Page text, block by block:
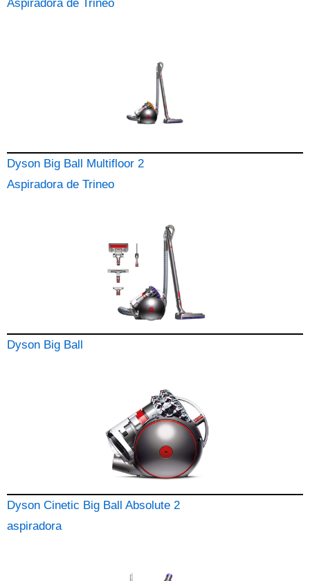
Aspiradora de Trineo
Dyson Big Ball Multifloor 2
Aspiradora de Trineo
Dyson Big Ball
Dyson Cinetic Big Ball Absolute 2
aspiradora